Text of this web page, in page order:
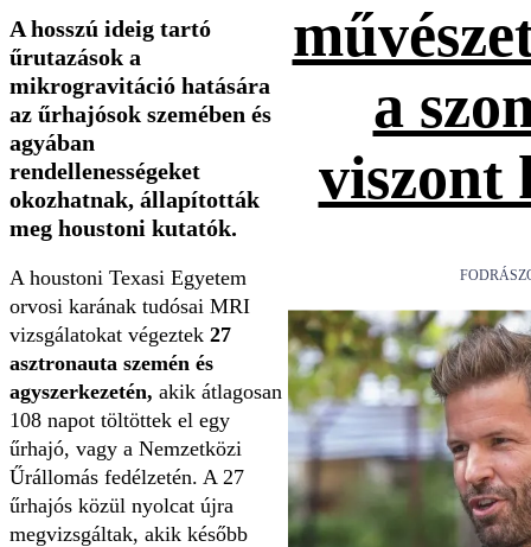
A hosszú ideig tartó
űrutazások a
mikrogravitáció hatására
az űrhajósok szemében és
agyában
rendellenességeket
okozhatnak, állapították
meg houstoni kutatók.
A houstoni Texasi Egyetem
orvosi karának tudósai MRI
vizsgálatokat végeztek 27
asztronauta szemén és
agyszerkezetén, akik átlagosan
108 napot töltöttek el egy
űrhajó, vagy a Nemzetközi
Űrállomás fedélzetén. A 27
űrhajós közül nyolcat újra
megvizsgáltak, akik később
a
viszont